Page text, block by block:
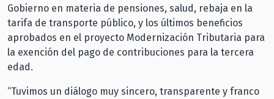
Gobierno en materia de pensiones, salud, rebaja en la
tarifa de transporte público, y los últimos beneficios
aprobados en el proyecto Modernización Tributaria para
la exención del pago de contribuciones para la tercera
edad.
“Tuvimos un diálogo muy sincero, transparente y franco